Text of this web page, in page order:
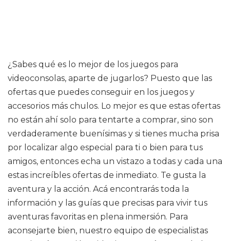
¿Sabes qué es lo mejor de los juegos para
videoconsolas, aparte de jugarlos? Puesto que las
ofertas que puedes conseguir en los juegos y
accesorios más chulos. Lo mejor es que estas ofertas
no están ahí solo para tentarte a comprar, sino son
verdaderamente buenísimas y si tienes mucha prisa
por localizar algo especial para ti o bien para tus
amigos, entonces echa un vistazo a todas y cada una
estas increíbles ofertas de inmediato. Te gusta la
aventura y la acción. Acá encontrarás toda la
información y las guías que precisas para vivir tus
aventuras favoritas en plena inmersión. Para
aconsejarte bien, nuestro equipo de especialistas